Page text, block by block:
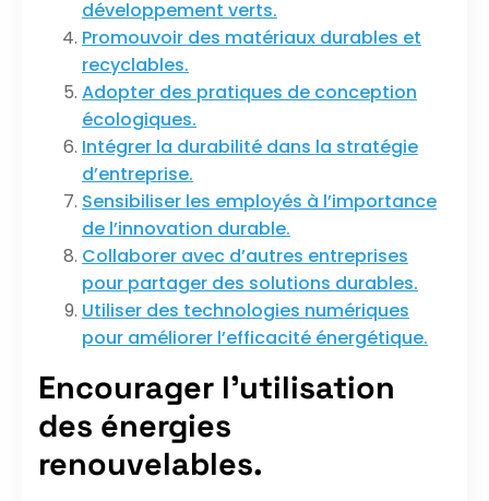
développement verts.
Promouvoir des matériaux durables et
recyclables.
Adopter des pratiques de conception
écologiques.
Intégrer la durabilité dans la stratégie
d’entreprise.
Sensibiliser les employés à l’importance
de l’innovation durable.
Collaborer avec d’autres entreprises
pour partager des solutions durables.
Utiliser des technologies numériques
pour améliorer l’efficacité énergétique.
Encourager l’utilisation
des énergies
renouvelables.